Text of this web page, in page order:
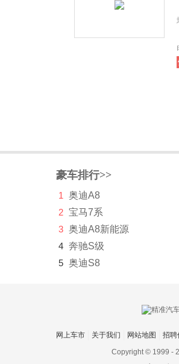
豪车排行>>
1 奥迪A8
2 宝马7系
3 奥迪A8新能源
4 奔驰S级
5 奥迪S8
网上车市 关于我们 网站地图 招聘
Copyright © 1999 -